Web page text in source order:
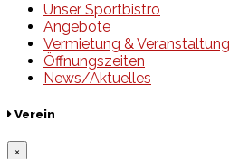
Unser Sportbistro
Angebote
Vermietung & Veranstaltung
Öffnungszeiten
News/Aktuelles
Verein
×